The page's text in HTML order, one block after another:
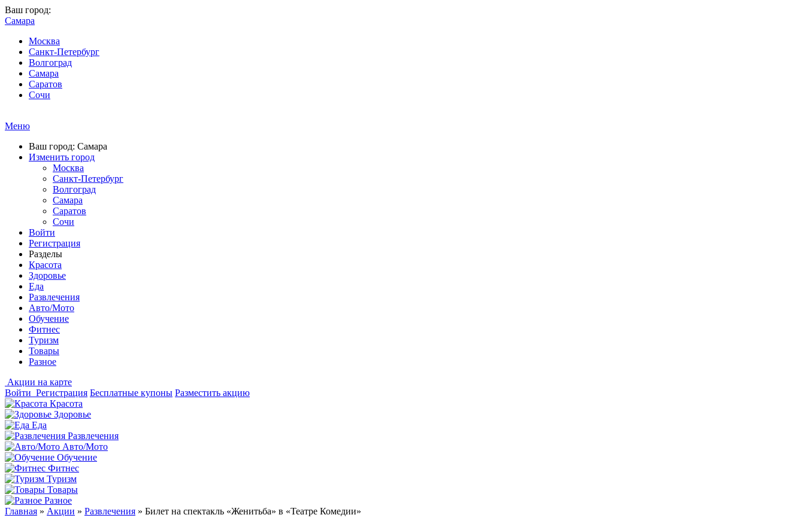
Ваш город:
Самара
Москва
Санкт-Петербург
Волгоград
Самара
Саратов
Сочи
Меню
Ваш город: Самара
Изменить город
Москва
Санкт-Петербург
Волгоград
Самара
Саратов
Сочи
Войти
Регистрация
Разделы
Красота
Здоровье
Еда
Развлечения
Авто/Мото
Обучение
Фитнес
Туризм
Товары
Разное
Акции на карте
Войти Регистрация Бесплатные купоны Разместить акцию
Красота
Здоровье
Еда
Развлечения
Авто/Мото
Обучение
Фитнес
Туризм
Товары
Разное
Главная » Акции » Развлечения » Билет на спектакль «Женитьба» в «Театре Комедии»